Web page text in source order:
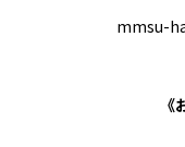
mmsu-